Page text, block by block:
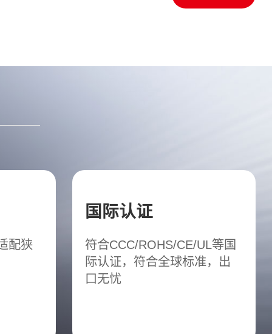
配狭
国际认证
符合CCC/ROHS/CE/UL等国
际认证，符合全球标准，出
口无忧